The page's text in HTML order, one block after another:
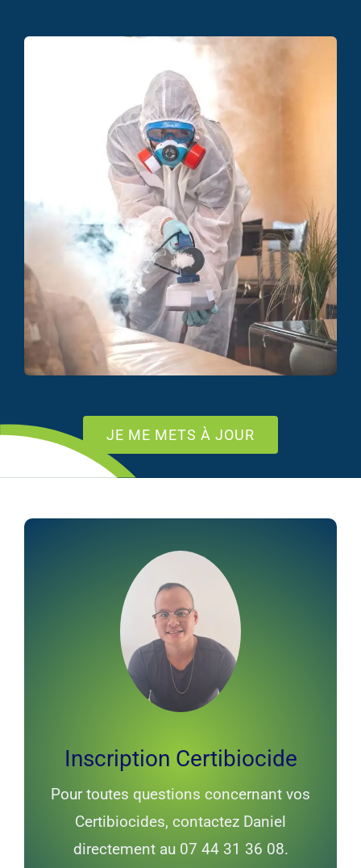
JE ME METS À JOUR
Inscription Certibiocide
Pour toutes questions concernant vos
Certibiocides, contactez Daniel
directement au 07 44 31 36 08.